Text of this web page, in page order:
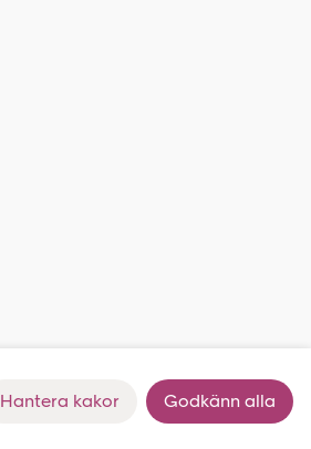
Hantera kakor Godkänn alla